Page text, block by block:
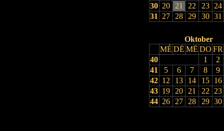
30 20 21 22 23
24
31
27 28 29 30 31
Oktober
MÉ DË MË DO FR
40
1
2
41
5 6 7 8
9
42 12 13 14 15
16
43 19 20 21 22
23
44 26 27 28 29 30